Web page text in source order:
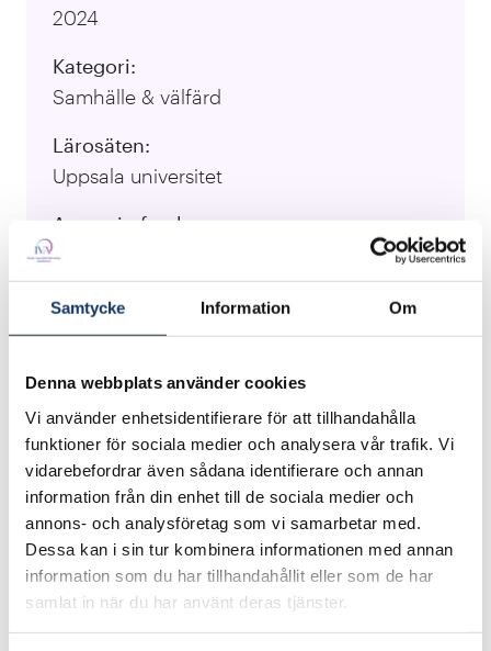
Samtycke Information Om
Denna webbplats använder cookies
Vi använder enhetsidentifierare för att tillhandahålla
funktioner för sociala medier och analysera vår trafik. Vi
vidarebefordrar även sådana identifierare och annan
information från din enhet till de sociala medier och
annons- och analysföretag som vi samarbetar med.
Dessa kan i sin tur kombinera informationen med annan
information som du har tillhandahållit eller som de har
samlat in när du har använt deras tjänster.
2024
Kategori:
Samhälle & välfärd
Lärosäten:
Uppsala universitet
Ansvarig forskare:
Gabriele Messori, Joakim Nivre
Besök projektets webbplats
Nuvarande databaser om klimatskador är ofta
dyra att köpa in, de bygger på manuell
informationsbehandling, är sektorspecifika och
därmed svåra att skräddarsy för enskilda
användare. Vi utnyttjar istället nya AI-verktyg för
att analysera enorma mängder text. Omfattande
textdokument såsom webbartiklar, rapporter
från offentliga och privata sektorer samt
vetenskapliga texter innehåller en stor mängd